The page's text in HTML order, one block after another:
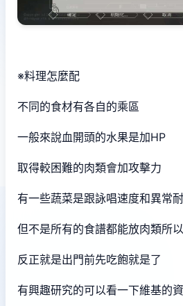
※料理怎麼配
不同的食材有各自的乘區
一般來說血開頭的水果是加HP
取得較困難的肉類會加攻擊力
有一些蔬菜是跟詠唱速度和異常
但不是所有的食譜都能放肉類所
反正就是出門前先吃飽就是了
有興趣研究的可以看一下維基的